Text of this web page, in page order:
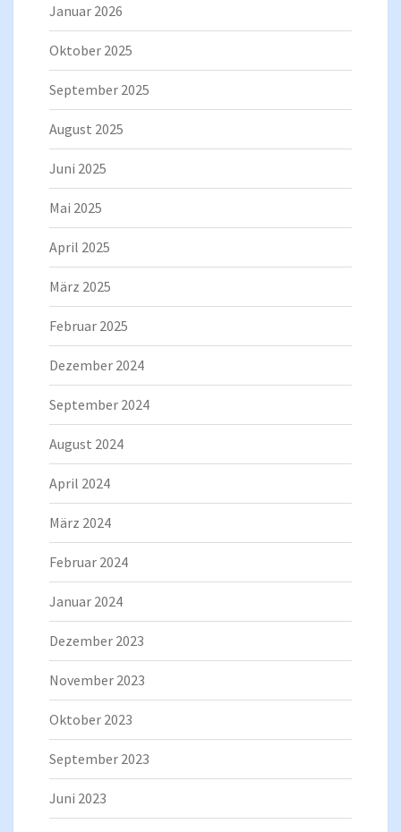
Januar 2026
Oktober 2025
September 2025
August 2025
Juni 2025
Mai 2025
April 2025
März 2025
Februar 2025
Dezember 2024
September 2024
August 2024
April 2024
März 2024
Februar 2024
Januar 2024
Dezember 2023
November 2023
Oktober 2023
September 2023
Juni 2023